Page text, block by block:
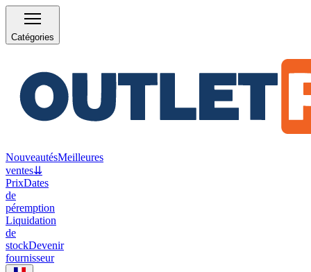
Catégories
NouveautésMeilleures
ventes⇊
PrixDates
de
péremption
Liquidation
de
stockDevenir
fournisseur